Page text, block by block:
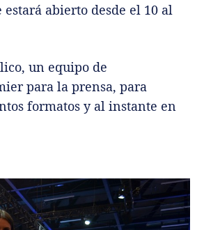
abierto desde el 10 al
un equipo de
para la prensa, para
formatos y al instante en